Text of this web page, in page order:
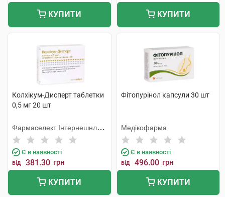
КУПИТИ КУПИТИ
Колхікум-Дисперт таблетки
0,5 мг 20 шт
Фармаселект Інтернешнл
Бетелігангз
Є в наявності
від 381.30 грн
КУПИТИ
Фітопурінол капсули 30 шт
Медікофарма
Є в наявності
від 496.00 грн
КУПИТИ